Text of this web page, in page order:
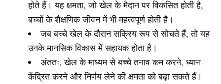
होते हैं। यह क्षमता, जो खेल के मैदान पर विकसित होती है,
बच्चों के शैक्षणिक जीवन में भी महत्वपूर्ण होती है।
जब बच्चे खेल के दौरान सक्रिय रूप से सोचते हैं, तो यह
उनके मानसिक विकास में सहायक होता है।
अंततः, खेल के माध्यम से बच्चे तनाव कम करने, ध्यान
केंद्रित करने और निर्णय लेने की क्षमता को बढ़ा सकते हैं।